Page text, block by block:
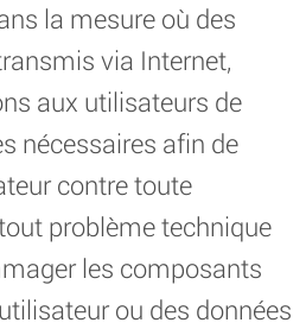
la mesure où des
via Internet,
aux utilisateurs de
nécessaires afin de
contre toute
problème technique
les composants
ou des données